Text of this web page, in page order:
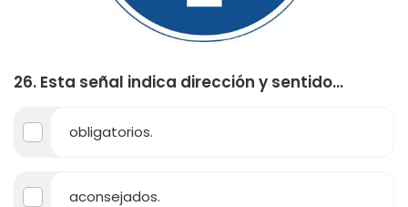
26. Esta señal indica dirección y sentido...
obligatorios.
aconsejados.